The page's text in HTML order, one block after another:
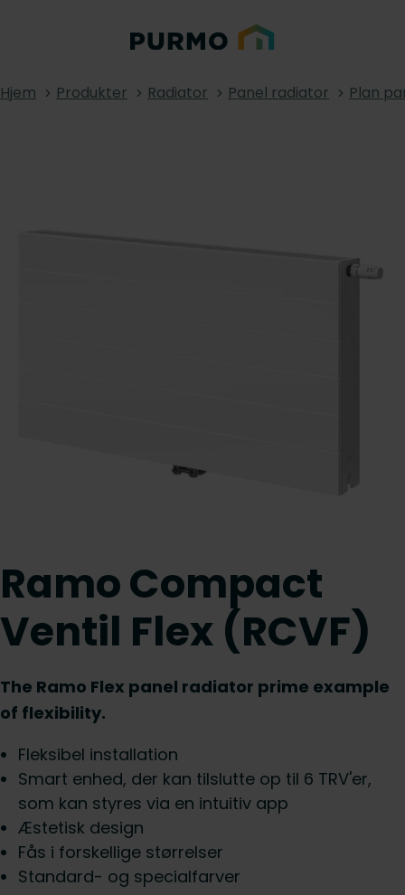
Hjem Produkter Radiator Panel radiator Plan
Ramo Compact
Ventil Flex (RCVF)
The Ramo Flex panel radiator prime example
of flexibility.
Fleksibel installation
Smart enhed, der kan tilslutte op til 6 TRV'er,
som kan styres via en intuitiv app
Æstetisk design
Fås i forskellige størrelser
Standard- og specialfarver